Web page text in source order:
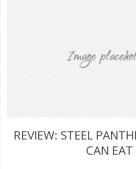
REVIEW: STEEL
CAN EAT